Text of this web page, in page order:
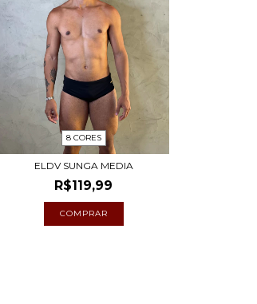
8 CORES
ELDV SUNGA MEDIA
R$119,99
COMPRAR